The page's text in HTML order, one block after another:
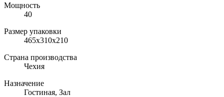
Мощность
40
Размер упаковки
465x310x210
Страна производства
Чехия
Назначение
Гостиная, Зал